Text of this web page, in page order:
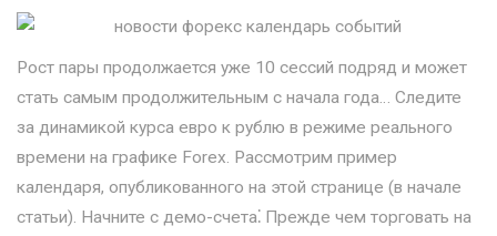
Рост пары продолжается уже 10 сессий подряд и может
стать самым продолжительным с начала года… Следите
за динамикой курса евро к рублю в режиме реального
времени на графике Forex. Рассмотрим пример
календаря, опубликованного на этой странице (в начале
статьи). Начните с демо-счета⁚ Прежде чем торговать на